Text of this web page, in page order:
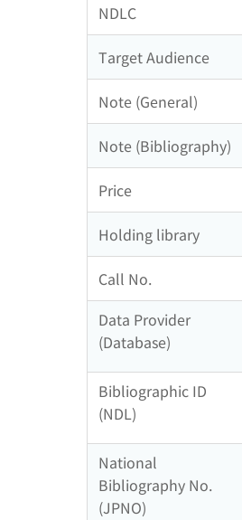
NDLC
Target Audience
Note (General)
Note (Bibliography)
Price
Holding library
Call No.
Data Provider
(Database)
Bibliographic ID
(NDL)
National
Bibliography No.
(JPNO)